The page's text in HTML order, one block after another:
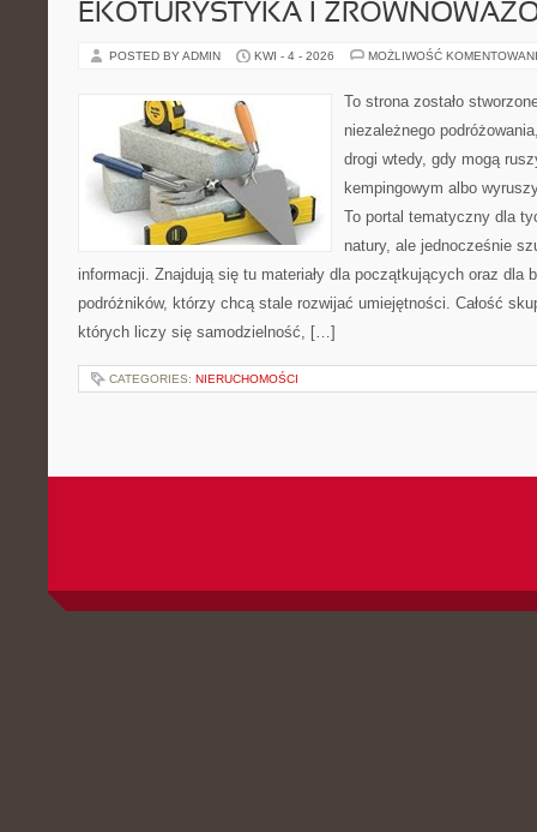
EKOTURYSTYKA I
POSTED BY ADMIN KWI - 4 - 2026 MOŻLIWOŚĆ
To strona zostało
niezależnego
drogi wtedy, gdy mogą
kempingowym albo
To portal tematyczny dla
natury, ale jednocześnie
informacji. Znajdują się tu materiały dla początkujących oraz dla
podróżników, którzy chcą stale rozwijać umiejętności. Całość
których liczy się samodzielność, […]
CATEGORIES: NIERUCHOMOŚCI